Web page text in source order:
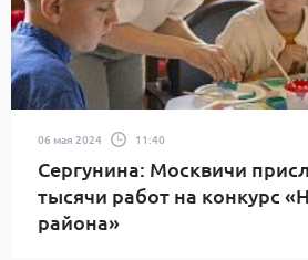
06 мая 2024 11:40
Сергунина: Москвичи
тысячи работ на конкурс
района»